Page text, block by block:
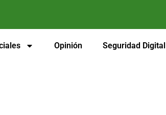
Opinión Seguridad Digital